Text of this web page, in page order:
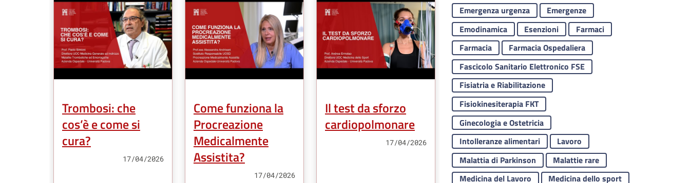
Trombosi: che
cos’è e come si
cura?
17/04/2026
Come funziona la
Procreazione
Medicalmente
Assistita?
17/04/2026
Il test da sforzo
cardiopolmonare
17/04/2026
Nuovo Ospedale di
Padova -
Rendering 3D del
progetto
10/04/2026
Tipo Contenuto:
Emergenza urgenza
Emergenze
Emodinamica
Esenzioni
Farmaci
Farmacia
Farmacia Ospedaliera
Fascicolo Sanitario Elettronico FSE
Fisiatria e Riabilitazione
Fisiokinesiterapia FKT
Ginecologia e Ostetricia
Intolleranze alimentari
Lavoro
Malattia di Parkinson
Malattie rare
Medicina del Lavoro
Medicina dello sport